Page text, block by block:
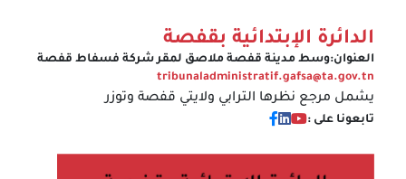
الدائرة الإبتدائية بقفصة
العنوان:وسط مدينة قفصة ملاصق لمقر شركة فسفاط قفصة
tribunaladministratif.gafsa@ta.gov.tn
يشمل مرجع نظرها الترابي ولايتي قفصة وتوزر
تابعونا على :